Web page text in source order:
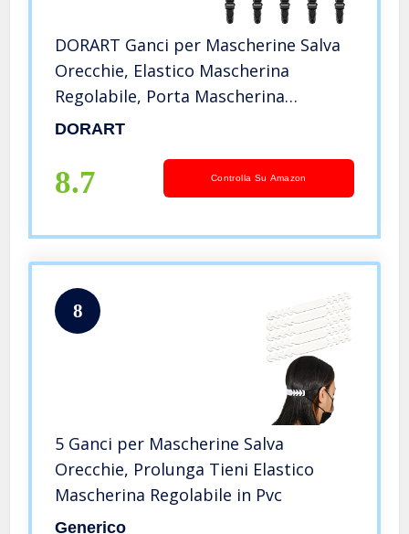
DORART Ganci per Mascherine Salva
Orecchie, Elastico Mascherina
Regolabile, Porta Mascherina
Antiscivolo per Alleviare il Dolore e
DORART
8.7 Controlla Su Amazon
8
5 Ganci per Mascherine Salva
Orecchie, Prolunga Tieni Elastico
Mascherina Regolabile in Pvc
Generico